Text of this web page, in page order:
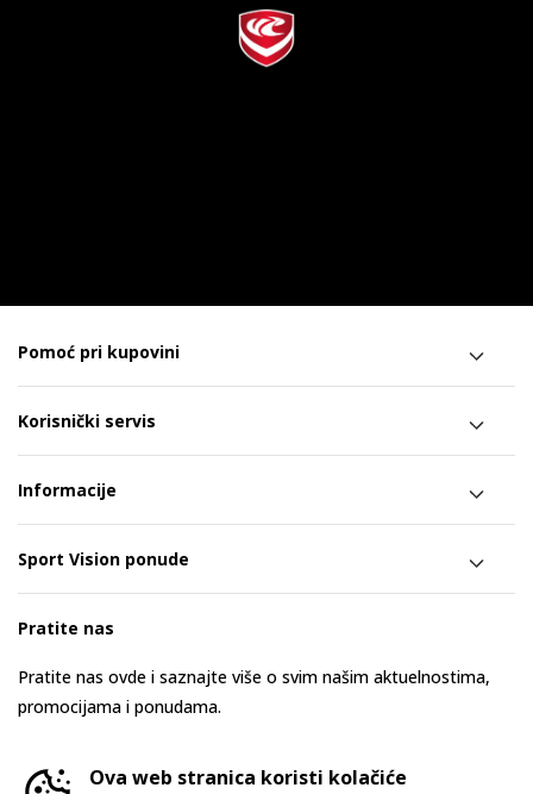
Pomoć pri kupovini
Korisnički servis
Informacije
Sport Vision ponude
Pratite nas
Pratite nas ovde i saznajte više o svim našim aktuelnostima,
promocijama i ponudama.
Ova web stranica koristi kolačiće